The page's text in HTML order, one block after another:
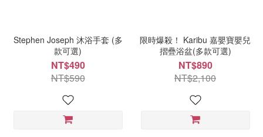
Stephen Joseph 沐浴手套 (多
款可選)
NT$490
NT$590
限時爆殺！ Karibu 嘉嬰寶嬰兒
摺疊浴盆(多款可選)
NT$890
NT$2,100